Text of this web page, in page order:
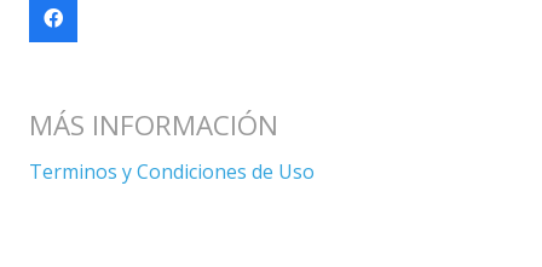
MÁS INFORMACIÓN
Terminos y Condiciones de Uso